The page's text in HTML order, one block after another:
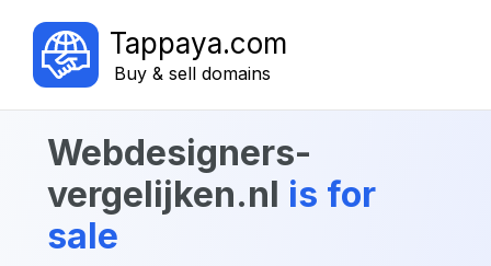
Tappaya.com
Buy & sell domains
webdesigners-
vergelijken.nl is for
sale